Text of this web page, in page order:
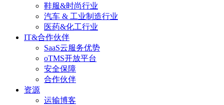
鞋服&时尚行业
汽车 & 工业制造行业
医药&化工行业
IT&合作伙伴
SaaS云服务优势
oTMS开放平台
安全保障
合作伙伴
资源
运输博客